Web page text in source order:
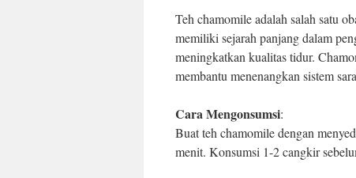
Teh chamomile adalah salah satu
memiliki sejarah panjang dalam
meningkatkan kualitas tidur.
membantu menenangkan sistem
Cara Mengonsumsi:
Buat teh chamomile dengan
menit. Konsumsi 1-2 cangkir